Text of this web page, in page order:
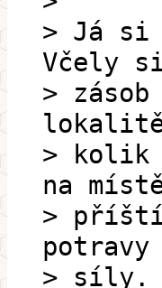
> Já si
Včely
>
> kolik
na
> příští
potravy
> síly.